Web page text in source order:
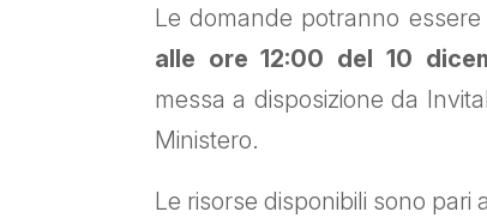
Le domande potranno
alle ore 12:00 del 10
messa a disposizione da
Ministero.
Le risorse disponibili sono pari a